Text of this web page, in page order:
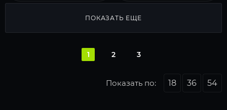
ПОКАЗАТЬ ЕЩЕ
1 2 3
Показать по: 18 36 54